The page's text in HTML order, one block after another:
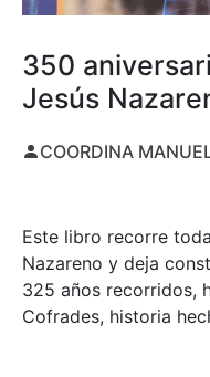
350
Jesús
COORDINA
Este libro recorre
Nazareno y deja
325 años recorridos,
Cofrades, historia